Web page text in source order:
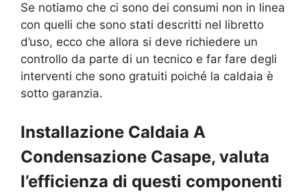
Se notiamo che ci sono dei consumi non in linea
con quelli che sono stati descritti nel libretto
d’uso, ecco che allora si deve richiedere un
controllo da parte di un tecnico e far fare degli
interventi che sono gratuiti poiché la caldaia è
sotto garanzia.
Installazione Caldaia A
Condensazione Casape, valuta
l’efficienza di questi componenti